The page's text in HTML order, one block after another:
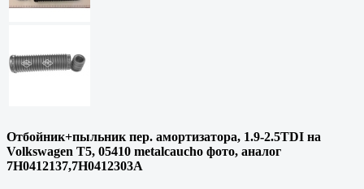
Отбойник+пыльник пер. амортизатора, 1.9-2.5TDI на
Volkswagen T5, 05410 metalcaucho фото, аналог
7H0412137,7H0412303A